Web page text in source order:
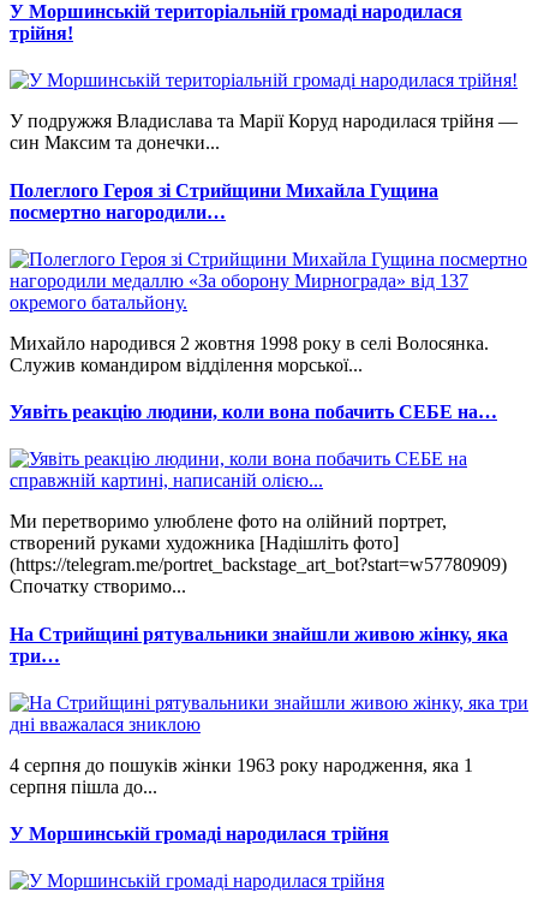
У Моршинській територіальній громаді народилася
трійня!
У подружжя Владислава та Марії Коруд народилася трійня —
син Максим та донечки...
Полеглого Героя зі Стрийщини Михайла Гущина
посмертно нагородили…
Михайло народився 2 жовтня 1998 року в селі Волосянка.
Служив командиром відділення морської...
Уявіть реакцію людини, коли вона побачить СЕБЕ на…
Ми перетворимо улюблене фото на олійний портрет,
створений руками художника [Надішліть фото]
(https://telegram.me/portret_backstage_art_bot?start=w57780909)
Спочатку створимо...
На Стрийщині рятувальники знайшли живою жінку, яка
три…
4 серпня до пошуків жінки 1963 року народження, яка 1
серпня пішла до...
У Моршинській громаді народилася трійня